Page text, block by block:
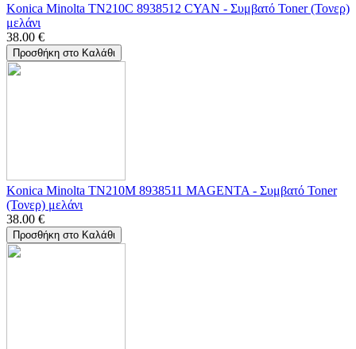
Konica Minolta TN210C 8938512 CYAN - Συμβατό Toner (Τονερ)
μελάνι
38.00 €
Προσθήκη στο Καλάθι
Konica Minolta TN210M 8938511 MAGENTA - Συμβατό Toner
(Τονερ) μελάνι
38.00 €
Προσθήκη στο Καλάθι